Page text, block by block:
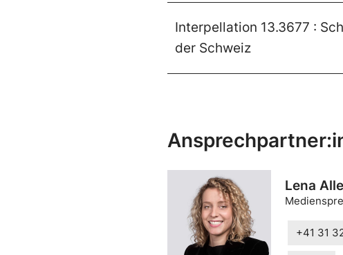
Interpellation 13.3677 :
der Schweiz
Lena
+41 31